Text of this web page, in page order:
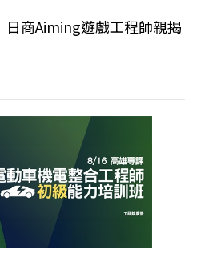
商Aiming遊戲工程師親揭